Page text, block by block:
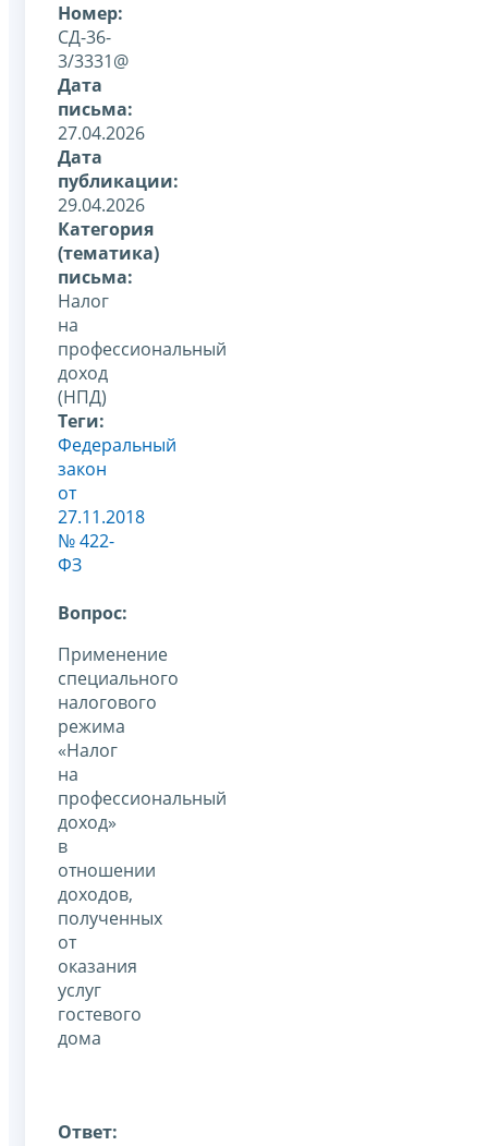
Номер:
СД-36-
3/3331@
Дата
письма:
27.04.2026
Дата
публикации:
29.04.2026
Категория
(тематика)
письма:
Налог
на
профессиональный
доход
(НПД)
Теги:
Федеральный
закон
от
27.11.2018
№ 422-
ФЗ
Вопрос:
Применение
специального
налогового
режима
«Налог
на
профессиональный
доход»
в
отношении
доходов,
полученных
от
оказания
услуг
гостевого
дома
Ответ: